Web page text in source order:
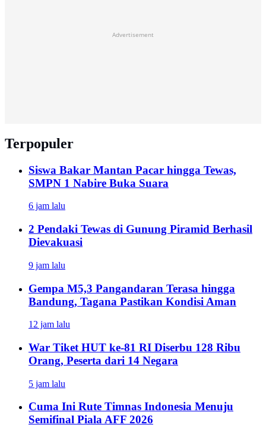
Advertisement
Terpopuler
Siswa Bakar Mantan Pacar hingga Tewas,
SMPN 1 Nabire Buka Suara
6 jam lalu
2 Pendaki Tewas di Gunung Piramid Berhasil
Dievakuasi
9 jam lalu
Gempa M5,3 Pangandaran Terasa hingga
Bandung, Tagana Pastikan Kondisi Aman
12 jam lalu
War Tiket HUT ke-81 RI Diserbu 128 Ribu
Orang, Peserta dari 14 Negara
5 jam lalu
Cuma Ini Rute Timnas Indonesia Menuju
Semifinal Piala AFF 2026